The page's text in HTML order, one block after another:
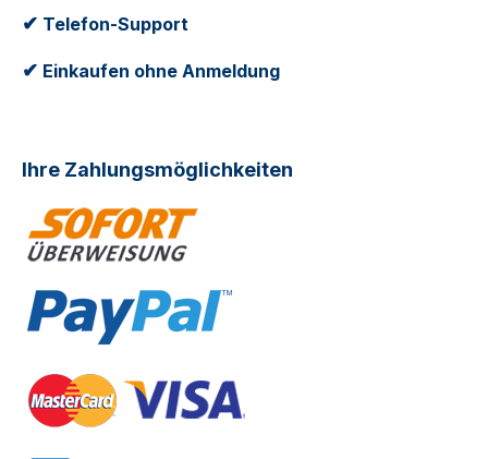
✔ Telefon-Support
✔ Einkaufen ohne Anmeldung
Ihre Zahlungsmöglichkeiten